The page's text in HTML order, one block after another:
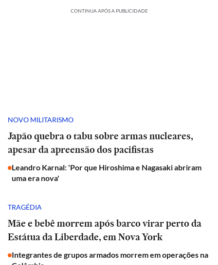
CONTINUA APÓS A PUBLICIDADE
NOVO MILITARISMO
Japão quebra o tabu sobre armas nucleares,
apesar da apreensão dos pacifistas
Leandro Karnal: 'Por que Hiroshima e Nagasaki abriram
uma era nova'
TRAGÉDIA
Mãe e bebê morrem após barco virar perto da
Estátua da Liberdade, em Nova York
Integrantes de grupos armados morrem em operações na